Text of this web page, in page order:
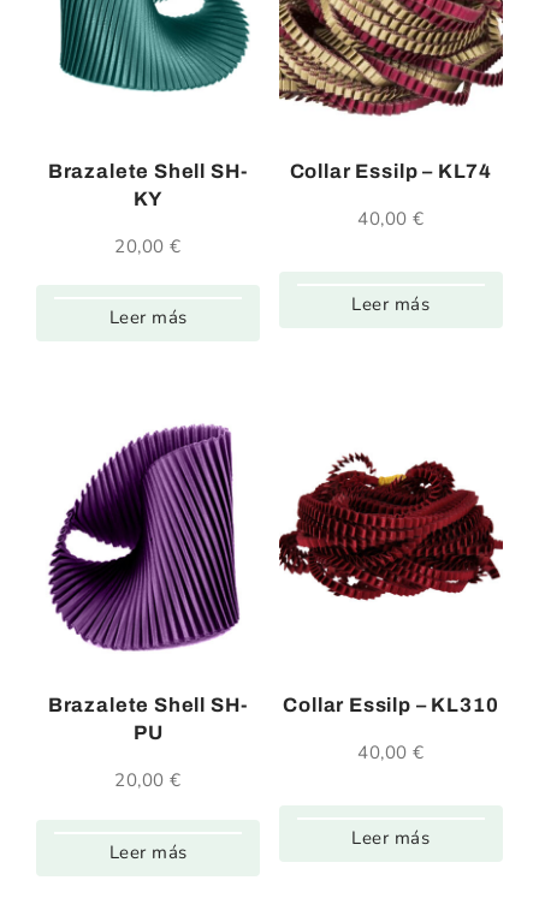
Brazalete Shell SH-
KY
20,00€
Leer más
Collar Essilp – KL74
40,00€
Leer más
Brazalete Shell SH-
PU
20,00€
Leer más
Collar Essilp – KL310
40,00€
Leer más